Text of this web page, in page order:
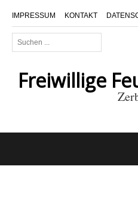
IMPRESSUM KONTAKT
Suchen
...
Freiwillige